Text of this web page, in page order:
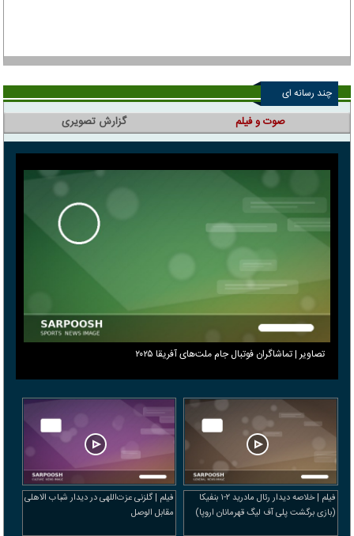
چند رسانه ای
صوت و فیلم
تصاویر | تماشاگران فوتبال جام ملت‌های آفریقا ۲۰۲۵
فیلم | خلاصه دیدار رئال مادرید ۲-۱ بنفیکا
(بازی برگشت پلی آف لیگ قهرمانان اروپا)
فیلم | گلزنی عزت‌اللهی در دیدار شباب الاهلی
مقابل الوصل
گزارش تصویری